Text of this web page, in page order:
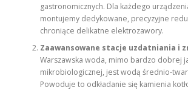
gastronomicznych. Dla każdego
montujemy dedykowane, precyzyjne
chroniące delikatne elektrozawory.
Zaawansowane stacje uzdatniania i
Warszawska woda, mimo bardzo dobrej
mikrobiologicznej, jest wodą średnio-
Powoduje to odkładanie się kamienia